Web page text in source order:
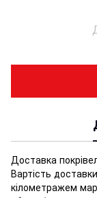
Доставка
Вартість
кілометражем